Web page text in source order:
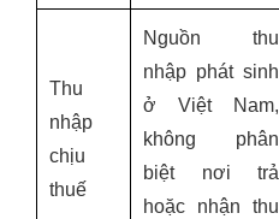
Thu
nhập
chịu
thuế
Nguồn thu
nhập phát sinh
ở Việt Nam,
không phân
biệt nơi trả
hoặc nhận thu